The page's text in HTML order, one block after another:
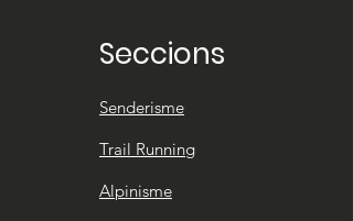
Seccions
Senderisme
Trail Running
Alpinisme